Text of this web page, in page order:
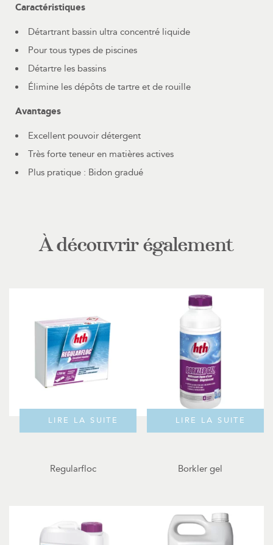
Caractéristiques
Détartrant bassin ultra concentré liquide
Pour tous types de piscines
Détartre les bassins
Élimine les dépôts de tartre et de rouille
Avantages
Excellent pouvoir détergent
Très forte teneur en matières actives
Plus pratique : Bidon gradué
À découvrir également
LIRE LA SUITE
Regularfloc
LIRE LA SUITE
Borkler gel